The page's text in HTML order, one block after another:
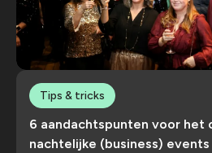
6 aandachtspunten voor het
nachtelijke (business) events
Tips & tricks